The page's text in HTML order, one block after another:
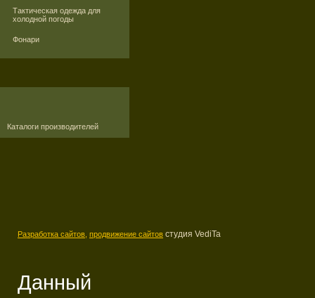
Тактическая одежда для
холодной погоды
Фонари
Каталоги производителей
Разработка сайтов, продвижение сайтов студия VediTa
Данный